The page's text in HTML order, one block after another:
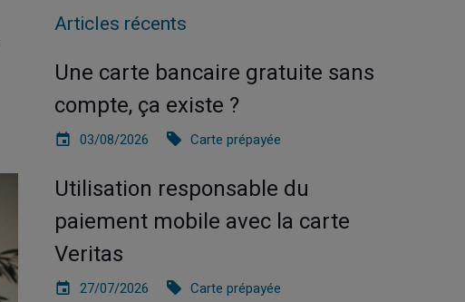
Articles récents
Une carte bancaire gratuite sans
compte, ça existe ?
03/08/2026 Carte prépayée
Utilisation responsable du
paiement mobile avec la carte
Veritas
27/07/2026 Carte prépayée